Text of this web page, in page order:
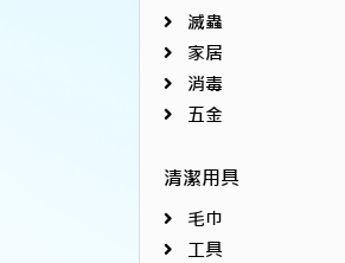
滅蟲
家居
消毒
五金
清潔用具
毛巾
工具